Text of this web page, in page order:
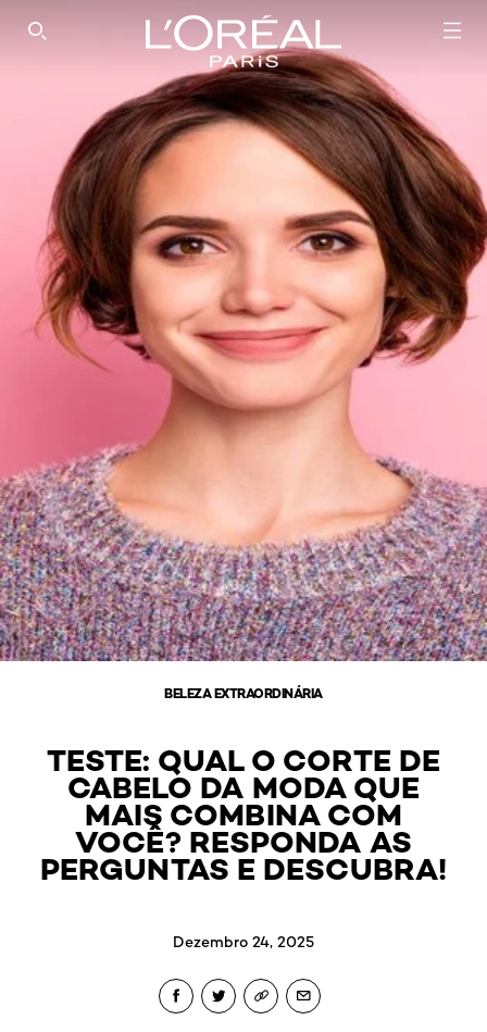
SEARCH THIS SITE
BELEZA EXTRAORDINÁRIA
TESTE: QUAL O CORTE DE
CABELO DA MODA QUE
MAIS COMBINA COM
VOCÊ? RESPONDA AS
PERGUNTAS E DESCUBRA!
Dezembro 24, 2025